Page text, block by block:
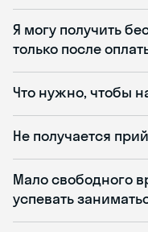
Я могу получить
только после
Что нужно, чтобы
Не получается
Мало свободного
успевать